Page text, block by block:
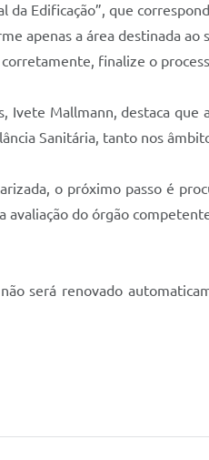
da Edificação”, que
apenas a área destinada ao
finalize o
Ivete Mallmann, destaca
Sanitária, tanto nos
o próximo passo é
avaliação do órgão
será renovado